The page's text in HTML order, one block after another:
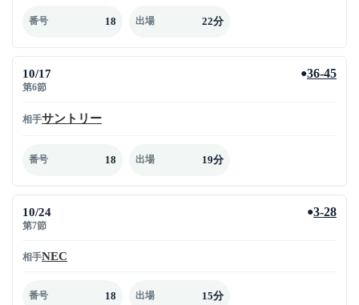
番号 18 出場 22分
10/17
第6節
●36-45
相手サントリー
番号 18 出場 19分
10/24
第7節
●3-28
相手NEC
番号 18 出場 15分